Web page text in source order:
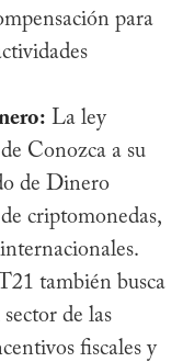
para
La ley
Conozca a su
de Dinero
criptomonedas,
también busca
de las
fiscales y